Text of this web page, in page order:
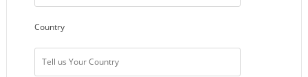
Country